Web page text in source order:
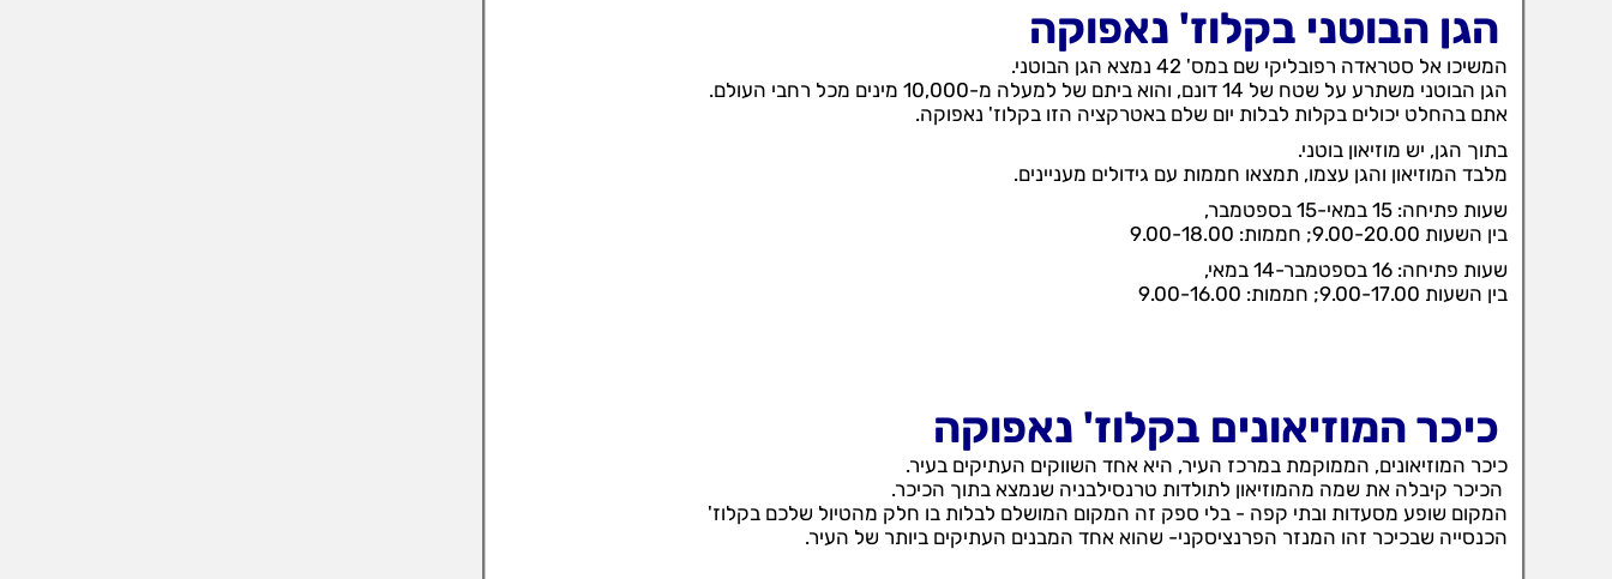
הגן הבוטני בקלוז' נאפוקה
המשיכו אל סטראדה רפובליקי שם במס' 42 נמצא הגן הבוטני.
הגן הבוטני משתרע על שטח של 14 דונם, והוא ביתם של למעלה מ-10,000 מינים מכל רחבי העולם.
אתם בהחלט יכולים בקלות לבלות יום שלם באטרקציה הזו בקלוז' נאפוקה.
בתוך הגן, יש מוזיאון בוטני.
מלבד המוזיאון והגן עצמו, תמצאו חממות עם גידולים מעניינים.
שעות פתיחה: 15 במאי-15 בספטמבר,
בין השעות 9.00-20.00; חממות: 9.00-18.00
שעות פתיחה: 16 בספטמבר-14 במאי,
בין השעות 9.00-17.00; חממות: 9.00-16.00
כיכר המוזיאונים בקלוז' נאפוקה
כיכר המוזיאונים, הממוקמת במרכז העיר, היא אחד השווקים העתיקים בעיר.
הכיכר קיבלה את שמה מהמוזיאון לתולדות טרנסילבניה שנמצא בתוך הכיכר.
המקום שופע מסעדות ובתי קפה - בלי ספק זה המקום המושלם לבלות בו חלק מהטיול שלכם בקלוז'
הכנסייה שבכיכר זהו המנזר הפרנציסקני- שהוא אחד המבנים העתיקים ביותר של העיר.